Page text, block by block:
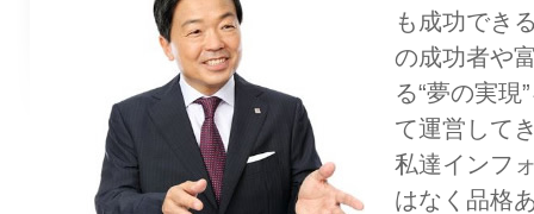
も成功でき
の成功者や
る“夢の実現
て運営して
私達インフ
はなく品格